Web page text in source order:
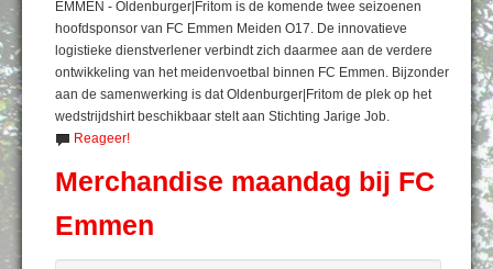
EMMEN - Oldenburger|Fritom is de komende twee seizoenen
hoofdsponsor van FC Emmen Meiden O17. De innovatieve
logistieke dienstverlener verbindt zich daarmee aan de verdere
ontwikkeling van het meidenvoetbal binnen FC Emmen. Bijzonder
aan de samenwerking is dat Oldenburger|Fritom de plek op het
wedstrijdshirt beschikbaar stelt aan Stichting Jarige Job.
Reageer!
Merchandise maandag bij FC
Emmen